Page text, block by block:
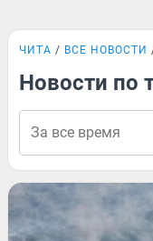
ЧИТА ВСЕ НОВОСТИ
Новости по